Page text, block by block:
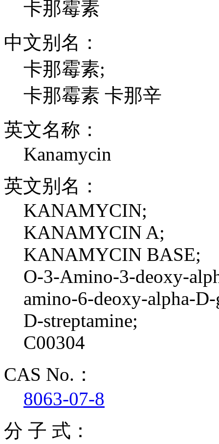
卡那霉素
中文别名：
卡那霉素;
卡那霉素 卡那辛
英文名称：
Kanamycin
英文别名：
KANAMYCIN;
KANAMYCIN A;
KANAMYCIN BASE;
O-3-Amino-3-deoxy-
amino-6-deoxy-alpha-
D-streptamine;
C00304
CAS No.：
8063-07-8
分 子 式：